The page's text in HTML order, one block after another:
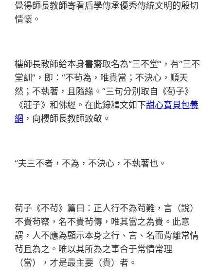
覺得師長教師寄看后學傳承優秀傳統文明的殷切
情懷。
樓師長教師給本身書齋取名為“三不堂”，有“三不
堂訓”，即：“不茍為，唯貴當；不決心，順天
然；不執著，且隨緣。”三句分別取自《荀子》
《莊子》和佛經。在此錄釋文如下甜心寶貝包養
網 ，向樓師長教師致敬。
“夫三不者，不為，不決心，不執著也。
荀子《不茍》篇曰：正人行不為茍難，言（說）
不貴茍察，名不貴茍傳，唯其當之為貴。此意
謂，人不應為顯示本身之行、言、名而背離常情
茍且為之。唯以其所為之事合于常情常理
（當），才是最主要（貴）者。